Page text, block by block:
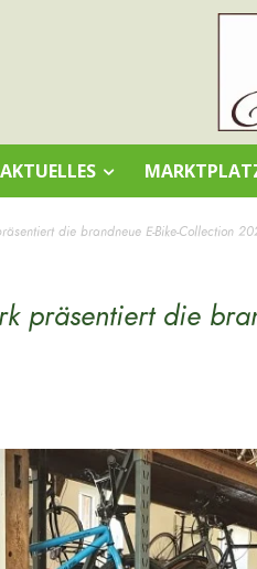
die brandneue E-Bike-Collection
präsentiert die